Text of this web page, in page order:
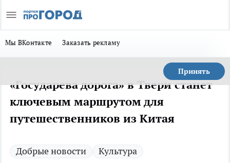
Мы ВКонтакте Заказать рекламу
Принять
«Государева дорога» в Твери станет
ключевым маршрутом для
путешественников из Китая
Добрые новости Культура